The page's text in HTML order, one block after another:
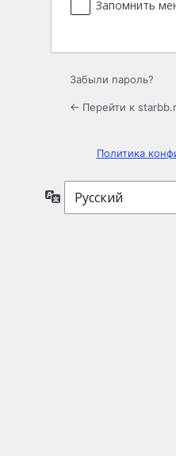
Запомнить
Забыли пароль?
← Перейти к
Политика
Язык